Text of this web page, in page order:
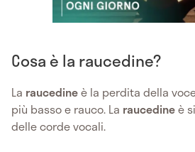
Cosa è la raucedine?
La raucedineè la perdita della
più basso e rauco. La raucedineè
delle corde vocali.